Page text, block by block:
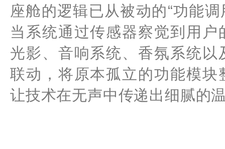
座舱的逻辑已从被动的“功能
当系统通过传感器察觉到用
光影、音响系统、香氛系统
联动，将原本孤立的功能模
让技术在无声中传递出细腻的